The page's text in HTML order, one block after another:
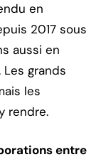
en
2017 sous
aussi en
Les grands
les
rendre.
entre